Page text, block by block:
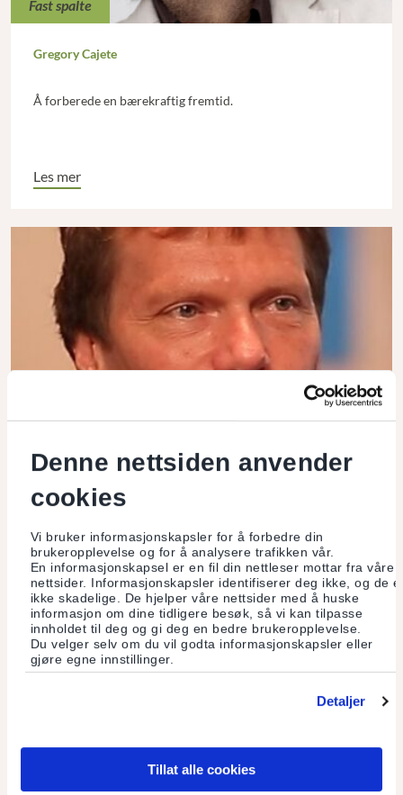
Denne nettsiden anvender
cookies
Vi bruker informasjonskapsler for å forbedre din
brukeropplevelse og for å analysere trafikken vår.
En informasjonskapsel er en fil din nettleser mottar fra våre
nettsider. Informasjonskapsler identifiserer deg ikke, og de
ikke skadelige. De hjelper våre nettsider med å huske
informasjon om dine tidligere besøk, så vi kan tilpasse
innholdet til deg og gi deg en bedre brukeropplevelse.
Du velger selv om du vil godta informasjonskapsler eller
gjøre egne innstillinger.
Detaljer
Tillat alle cookies
Fast spalte
Gregory Cajete
Å forberede en bærekraftig fremtid.
Les mer
Fast spalte
Hartmut Rosa
De negative konsekvensene av ubegrenset vekst er blitt
tydeligere.
Les mer